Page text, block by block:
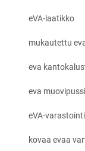
eVA-laatikko
mukautettu
eva
eva muovipussi
eVA-
kovaa evaa